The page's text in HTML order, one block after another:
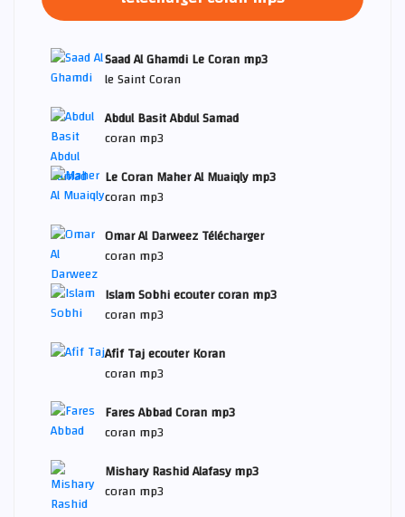
Saad Al Ghamdi Le Coran mp3
le Saint Coran
Abdul Basit Abdul Samad
coran mp3
Le Coran Maher Al Muaiqly mp3
coran mp3
Omar Al Darweez Télécharger
coran mp3
Islam Sobhi ecouter coran mp3
coran mp3
Afif Taj ecouter Koran
coran mp3
Fares Abbad Coran mp3
coran mp3
Mishary Rashid Alafasy mp3
coran mp3